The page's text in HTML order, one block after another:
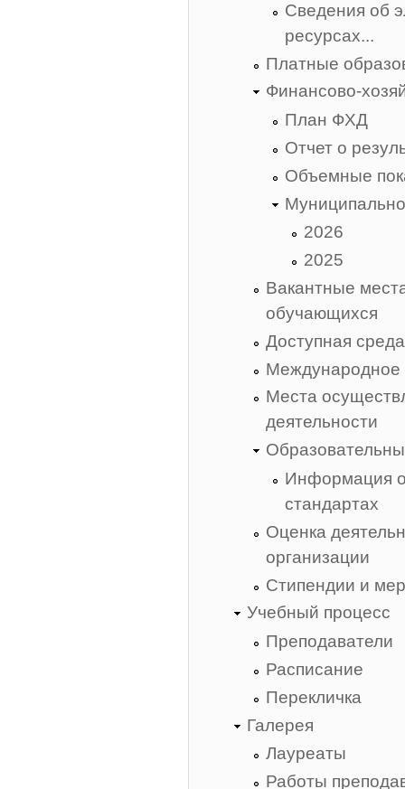
Сведения об
ресурсах...
Платные
Финансово-
План ФХД
Отчет о
Объемные
2026
2025
Вакантные
обучающихся
Доступная среда
Международное
Места
деятельности
Информация
стандартах
Оценка
организации
Стипендии и
Учебный процесс
Преподаватели
Расписание
Перекличка
Галерея
Лауреаты
Работы